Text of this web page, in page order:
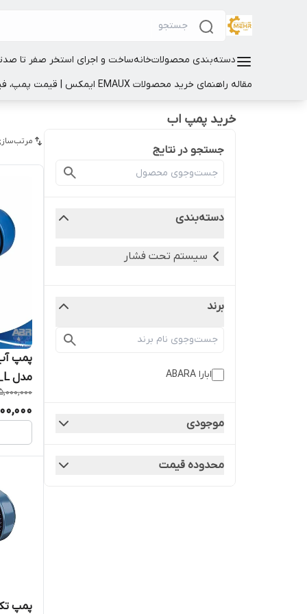
دسته‌بندی محصولاتخانهساخت و اجرای استخر صفر تا صد
مقاله راهنمای خرید محصولات EMAUX ایمکس | قیمت پمپ، فیلتر و تجهیزات استخر
خرید پمپ اب
جستجو در نتایج
دسته‌بندی
سیستم تحت فشار
برند
ابارا ABARA
موجودی
محدوده قیمت
مدل CDA 2.00 M_L